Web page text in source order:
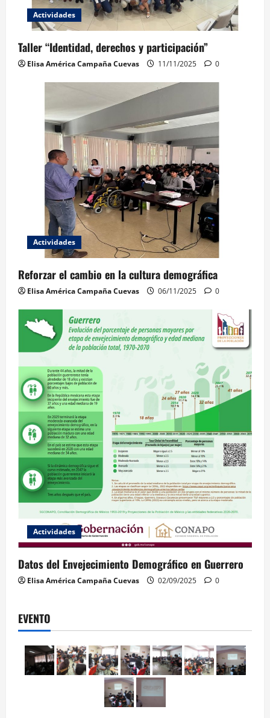
Actividades
Taller “Identidad, derechos y participación”
Elisa América Campaña Cuevas 11/11/2025 0
Actividades
Reforzar el cambio en la cultura demográfica
Elisa América Campaña Cuevas 06/11/2025 0
Actividades
Datos del Envejecimiento Demográfico en Guerrero
Elisa América Campaña Cuevas 02/09/2025 0
EVENTO